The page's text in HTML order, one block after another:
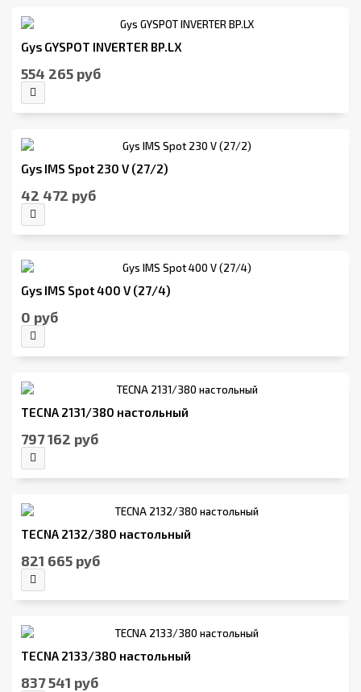
Gys GYSPOT INVERTER BP.LX
554 265 руб
Gys IMS Spot 230 V (27/2)
42 472 руб
Gys IMS Spot 400 V (27/4)
0 руб
TECNA 2131/380 настольный
797 162 руб
TECNA 2132/380 настольный
821 665 руб
TECNA 2133/380 настольный
837 541 руб